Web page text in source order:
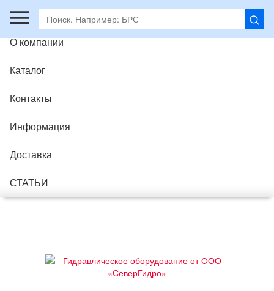
Главная
О компании
Каталог
Контакты
Информация
Доставка
СТАТЬИ